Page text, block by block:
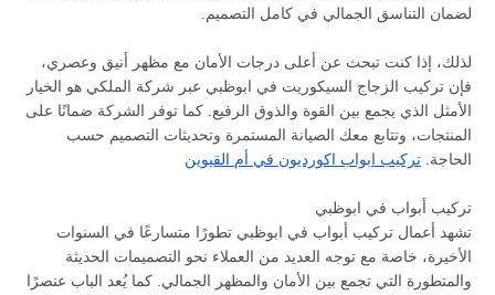
لضمان التناسق الجمالي في كامل التصميم.
لذلك، إذا كنت تبحث عن أعلى درجات الأمان مع مظهر أنيق وعصري،
فإن تركيب الزجاج السيكوريت في ابوظبي عبر شركة الملكي هو الخيار
الأمثل الذي يجمع بين القوة والذوق الرفيع. كما توفر الشركة ضمانًا على
المنتجات، وتتابع معك الصيانة المستمرة وتحديثات التصميم حسب
الحاجة.تركيب ابواب اكورديون في أم القيوين
تركيب أبواب في ابوظبي
تشهد أعمال تركيب أبواب في ابوظبي تطورًا متسارعًا في السنوات
الأخيرة، خاصة مع توجه العديد من العملاء نحو التصميمات الحديثة
والمتطورة التي تجمع بين الأمان والمظهر الجمالي. كما يُعد الباب عنصرًا